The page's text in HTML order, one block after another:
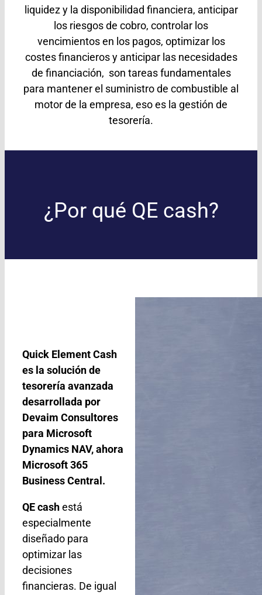
liquidez y la disponibilidad financiera, anticipar
los riesgos de cobro, controlar los
vencimientos en los pagos, optimizar los
costes financieros y anticipar las necesidades
de financiación, son tareas fundamentales
para mantener el suministro de combustible al
motor de la empresa, eso es la gestión de
tesorería.
¿Por qué QE cash?
Quick Element Cash
es la solución de
tesorería avanzada
desarrollada por
Devaim Consultores
para Microsoft
Dynamics NAV, ahora
Microsoft 365
Business Central.
QE cashestá
especialmente
diseñado para
optimizar las
decisiones
financieras. De igual